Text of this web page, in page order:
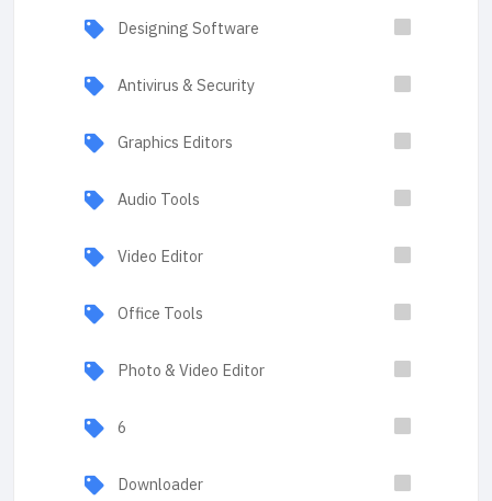
Designing Software
Antivirus & Security
Graphics Editors
Audio Tools
Video Editor
Office Tools
Photo & Video Editor
6
Downloader